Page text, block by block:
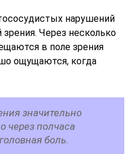
нарушений
Через несколько
в поле зрения
ощущаются, когда
значительно
через полчаса
боль.